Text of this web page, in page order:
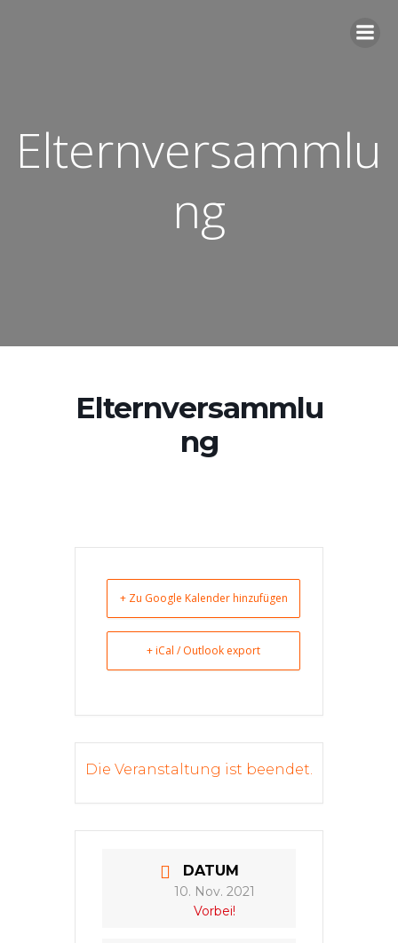
Elternversammlu
ng
Elternversammlu
ng
+ Zu Google Kalender hinzufügen
+ iCal / Outlook export
Die Veranstaltung ist beendet.
DATUM
10. Nov. 2021
Vorbei!